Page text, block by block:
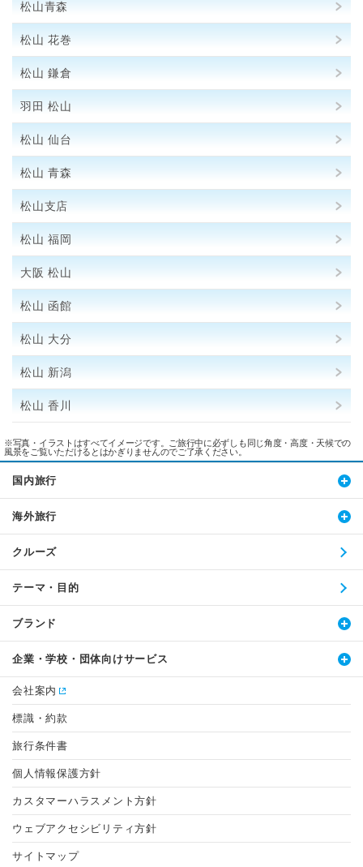
松山青森
松山 花巻
松山 鎌倉
羽田 松山
松山 仙台
松山 青森
松山支店
松山 福岡
大阪 松山
松山 函館
松山 大分
松山 新潟
松山 香川
※写真・イラストはすべてイメージです。ご旅行中に必ずしも同じ角度・高度・天候での
風景をご覧いただけるとはかぎりませんのでご了承ください。
国内旅行
海外旅行
クルーズ
テーマ・目的
ブランド
企業・学校・団体向けサービス
会社案内
標識・約款
旅行条件書
個人情報保護方針
カスタマーハラスメント方針
ウェブアクセシビリティ方針
サイトマップ